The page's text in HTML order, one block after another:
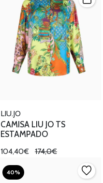
LIU.JO
CAMISA LIU JO TS
ESTAMPADO
104,40€ 174,0€
40%